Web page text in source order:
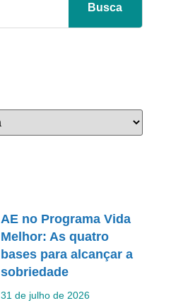
Busca
AE no Programa Vida
Melhor: As quatro
bases para alcançar a
sobriedade
31 de julho de 2026